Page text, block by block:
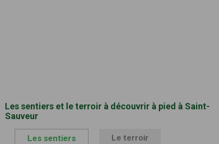
Les sentiers et le terroir à découvrir à pied à Saint-
Sauveur
Les sentiers Le terroir